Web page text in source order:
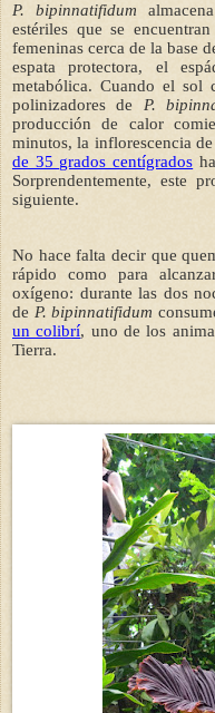
P. bipinnatifidum almacena
estériles que se
femeninas cerca de la base
espata protectora, el
metabólica. Cuando el sol
polinizadores de P.
producción de calor
minutos, la inflorescencia
de 35 grados centígrados
Sorprendentemente, este
siguiente.
No hace falta decir que
rápido como para
oxígeno: durante las dos
de P. bipinnatifidum
un colibrí, uno de los
Tierra.